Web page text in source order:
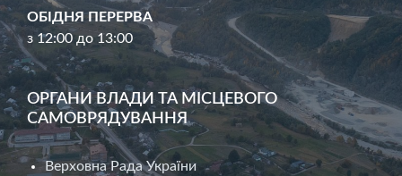
ОБІДНЯ ПЕРЕРВА
з 12:00 до 13:00
ОРГАНИ ВЛАДИ ТА МІСЦЕВОГО
САМОВРЯДУВАННЯ
Верховна Рада України